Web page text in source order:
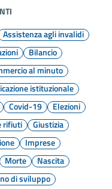
Assistenza agli invalidi
Bilancio
al minuto
istituzionale
Covid-19
Elezioni
rifiuti
Giustizia
Imprese
Morte
Nascita
di sviluppo